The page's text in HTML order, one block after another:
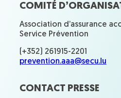
COMITÉ
Association d’assurance
Service Prévention
(+352) 261915-2201
prevention.aaa@secu.lu
CONTACT PRESSE